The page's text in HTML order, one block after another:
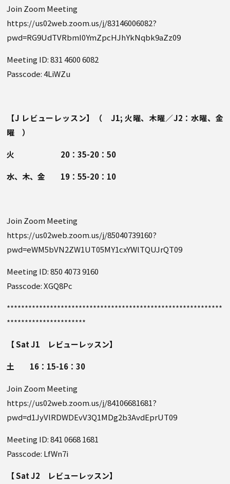
Join Zoom Meeting
https://us02web.zoom.us/j/83146006082?
pwd=RG9UdTVRbmI0YmZpcHJhYkNqbk9aZz09
Meeting ID: 831 4600 6082
Passcode: 4LiWZu
【J レビューレッスン】（ J1; 火曜、木曜／J2：水曜、金
曜 ）
火 20：35-20：50
水、木、金 19：55-20：10
Join Zoom Meeting
https://us02web.zoom.us/j/85040739160?
pwd=eWM5bVN2ZW1UT05MY1cxYWlTQUJrQT09
Meeting ID: 850 4073 9160
Passcode: XGQ8Pc
************************************************************
**********************
【 Sat J1 レビューレッスン】
土 16：15-16：30
Join Zoom Meeting
https://us02web.zoom.us/j/84106681681?
pwd=d1JyVlRDWDEvV3Q1MDg2b3AvdEprUT09
Meeting ID: 841 0668 1681
Passcode: LfWn7i
【 Sat J2 レビューレッスン】